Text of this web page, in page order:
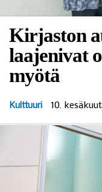
Kirjaston
laajenivat
myötä
Kulttuuri 10.